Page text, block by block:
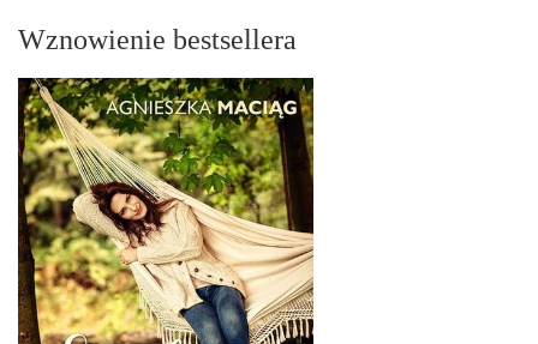
Wznowienie bestsellera